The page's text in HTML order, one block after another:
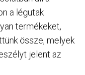
a légutak
termékeket,
össze, melyek
jelent az